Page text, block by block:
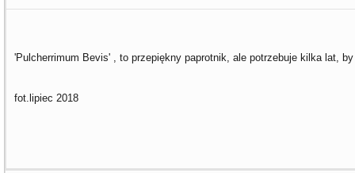
'Pulcherrimum Bevis' , to przepiękny paprotnik, ale potrzebuje kilka lat,
fot.lipiec 2018